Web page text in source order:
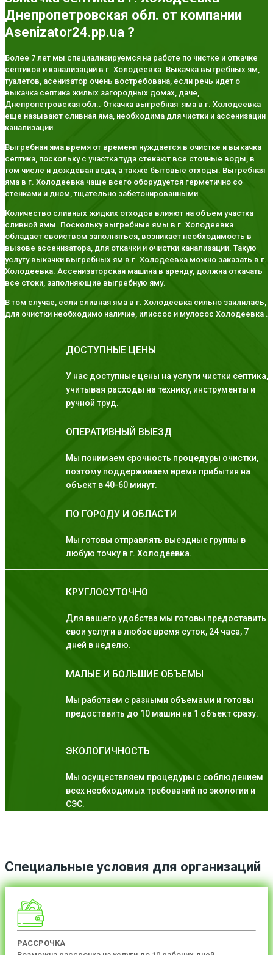
Днепропетровская обл. от компании
Asenizator24.pp.ua ?
Более 7 лет мы специализируемся на работе по чистке и откачке
септиков и канализаций в г. Холодеевка. Выкачка выгребных ям,
туалетов, асенизатор очень востребована, если речь идет о
выкачка септика жилых загородных домах, даче,
Днепропетровская обл.. Откачка выгребная яма в г. Холодеевка
еще называют сливная яма, необходима для чистки и ассенизации
канализации.
Выгребная яма время от времени нуждается в очистке и выкачка
септика, поскольку с участка туда стекают все сточные воды, в
том числе и дождевая вода, а также бытовые отходы. Выгребная
яма в г. Холодеевка чаще всего оборудуется герметично со
стенками и дном, тщательно забетонированными.
Количество сливных жидких отходов влияют на объем участка
сливной ямы. Поскольку выгребные ямы в г. Холодеевка
обладает свойством заполняться, возникает необходимость в
вызове ассенизатора, для откачки и очистки канализации. Такую
услугу выкачки выгребных ям в г. Холодеевка можно заказать в г.
Холодеевка. Ассенизаторская машина в аренду, должна откачать
все стоки, заполняющие выгребную яму.
В том случае, если сливная яма в г. Холодеевка сильно заилилась,
для очистки необходимо наличие, илиссос и мулосос Холодеевка .
ДОСТУПНЫЕ ЦЕНЫ
У нас доступные цены на услуги чистки септика,
учитывая расходы на технику, инструменты и
ручной труд.
ОПЕРАТИВНЫЙ ВЫЕЗД
Мы понимаем срочность процедуры очистки,
поэтому поддерживаем время прибытия на
объект в 40-60 минут.
ПО ГОРОДУ И ОБЛАСТИ
Мы готовы отправлять выездные группы в
любую точку в г. Холодеевка.
КРУГЛОСУТОЧНО
Для вашего удобства мы готовы предоставить
свои услуги в любое время суток, 24 часа, 7
дней в неделю.
МАЛЫЕ И БОЛЬШИЕ ОБЪЕМЫ
Мы работаем с разными объемами и готовы
предоставить до 10 машин на 1 объект сразу.
ЭКОЛОГИЧНОСТЬ
Мы осуществляем процедуры с соблюдением
всех необходимых требований по экологии и
СЭС.
Специальные условия для организаций
РАССРОЧКА